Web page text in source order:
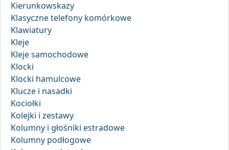
Kierunkowskazy
Klasyczne telefony komórkowe
Klawiatury
Kleje
Kleje samochodowe
Klocki
Klocki hamulcowe
Klucze i nasadki
Kociołki
Kolejki i zestawy
Kolumny i głośniki estradowe
Kolumny podłogowe